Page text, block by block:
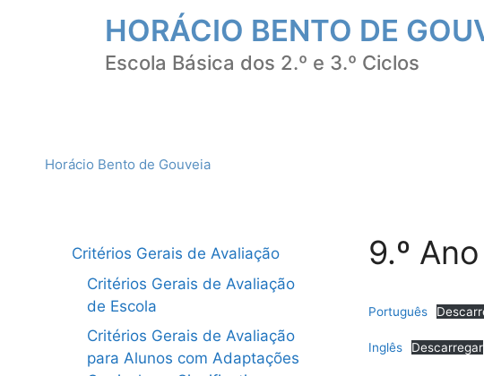
HORÁCIO BENTO DE
Escola Básica dos 2.º e 3.º Ciclos
Horácio Bento de Gouveia
9.º
Português
Inglês Descarregar
Critérios Gerais de Avaliação
Critérios Gerais de Avaliação
de Escola
Critérios Gerais de Avaliação
para Alunos com Adaptações